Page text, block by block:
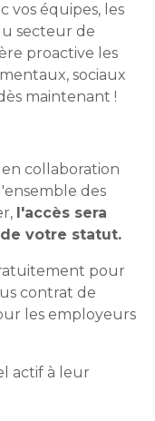
vos équipes, les
secteur de
proactive les
sociaux
maintenant !
collaboration
des
l'accès sera
votre statut.
pour
contrat de
les employeurs
actif à leur